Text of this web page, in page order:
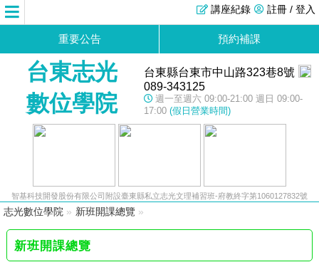
註冊 / 登入
講座紀錄
重要公告 預約補課
台東志光
數位學院
台東縣台東市中山路323巷8號
089-343125
週一至週六 09:00-21:00 週日 09:00-
17:00 (假日營業時間)
智基科技開發股份有限公司附設臺東縣私立志光文理補習班-府教終字第1060127832號
志光數位學院 » 新班開課總覽 »
新班開課總覽